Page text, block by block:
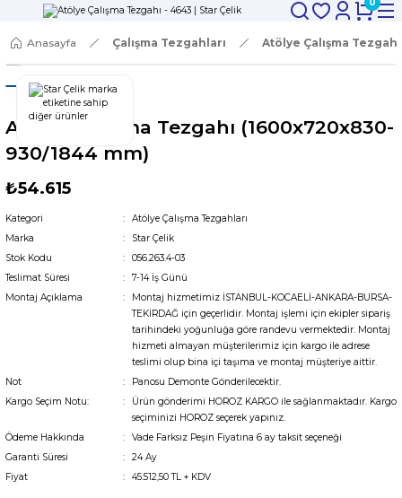
Anasayfa Çalışma Tezgahları Atölye Çalışma
Atölye Çalışma Tezgahı (1600x720x830-
930/1844 mm)
₺54.615
Kategori
Atölye Çalışma Tezgahları
Marka
Star Çelik
Stok Kodu
056.263.4-03
Teslimat Süresi
7-14 İş Günü
Montaj Açıklama
Montaj hizmetimiz İSTANBUL-KOCAELİ-ANKARA-BURSA-
TEKİRDAĞ için geçerlidir. Montaj işlemi için ekipler sipariş
tarihindeki yoğunluğa göre randevu vermektedir. Montaj
hizmeti almayan müşterilerimiz için kargo ile adrese
teslimi olup bina içi taşıma ve montaj müşteriye aittir.
Not
Panosu Demonte Gönderilecektir.
Kargo Seçim Notu:
Ürün gönderimi HOROZ KARGO ile sağlanmaktadır. Kargo
seçiminizi HOROZ seçerek yapınız.
Ödeme Hakkında
Vade Farksız Peşin Fiyatına 6 ay taksit seçeneği
Garanti Süresi
24 Ay
Fiyat
45.512,50 TL + KDV